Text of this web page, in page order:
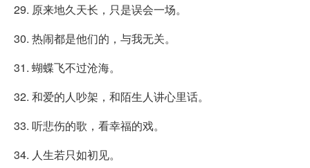
29. 原来地久天长，只是误会一场。
30. 热闹都是他们的，与我无关。
31. 蝴蝶飞不过沧海。
32. 和爱的人吵架，和陌生人讲心里话。
33. 听悲伤的歌，看幸福的戏。
34. 人生若只如初见。